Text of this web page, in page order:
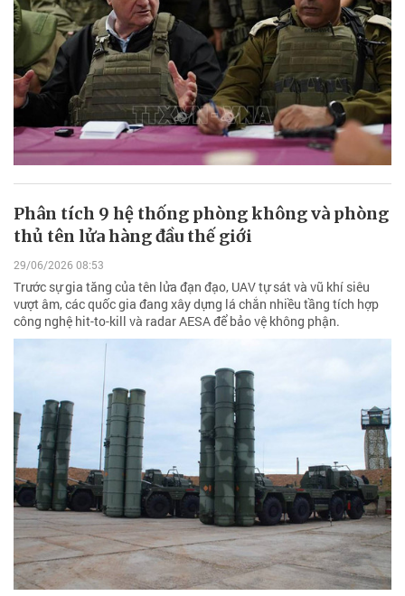
Phân tích 9 hệ thống phòng không và phòng
thủ tên lửa hàng đầu thế giới
29/06/2026 08:53
Trước sự gia tăng của tên lửa đạn đạo, UAV tự sát và vũ khí siêu
vượt âm, các quốc gia đang xây dựng lá chắn nhiều tầng tích hợp
công nghệ hit-to-kill và radar AESA để bảo vệ không phận.